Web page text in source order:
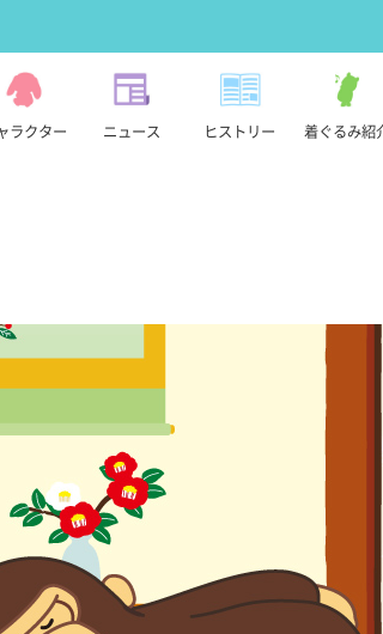
ラクター ニュース ヒストリー 着ぐるみ紹